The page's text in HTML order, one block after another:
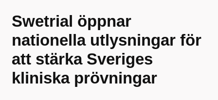
Swetrial öppnar
nationella utlysningar för
att stärka Sveriges
kliniska prövningar